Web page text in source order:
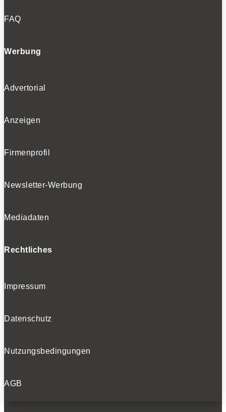
FAQ
Werbung
Advertorial
Anzeigen
Firmenprofil
Newsletter-Werbung
Mediadaten
Rechtliches
Impressum
Datenschutz
Nutzungsbedingungen
AGB